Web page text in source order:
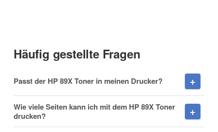
Nachname
Häufig gestellte Fragen
Passt der HP 89X Toner in meinen Drucker?
Wie viele Seiten kann ich mit dem HP 89X Toner
drucken?